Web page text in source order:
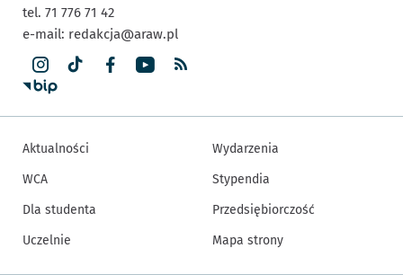
tel. 71 776 71 42
e-mail: redakcja@araw.pl
Aktualności
WCA
Dla studenta
Uczelnie
Wydarzenia
Stypendia
Przedsiębiorczość
Mapa strony